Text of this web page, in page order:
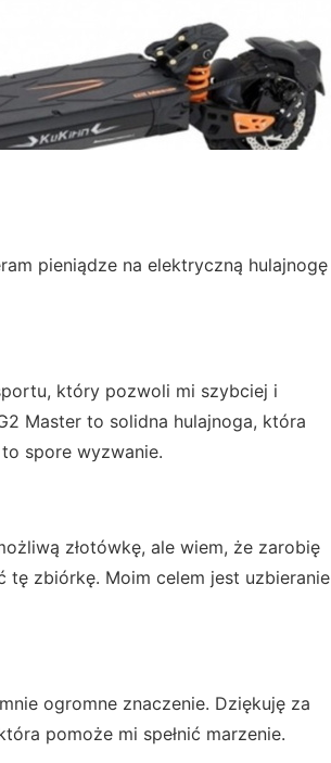
pieniądze na elektryczną hulajnogę
który pozwoli mi szybciej i
Master to solidna hulajnoga, która
spore wyzwanie.
złotówkę, ale wiem, że zarobię
tę zbiórkę. Moim celem jest uzbieranie
ogromne znaczenie. Dziękuję za
pomoże mi spełnić marzenie.